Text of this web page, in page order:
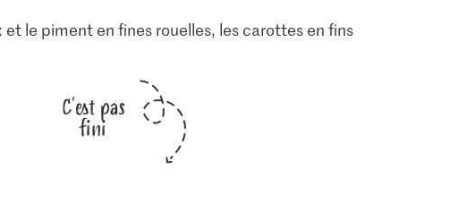
et le piment en fines rouelles, les carottes en fins
C'est pas
fini